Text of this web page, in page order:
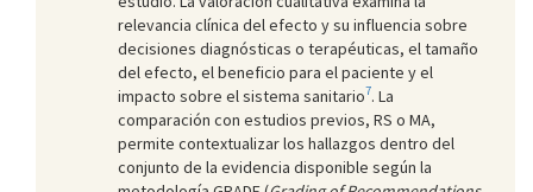
relevancia clínica del efecto y su influencia sobre
decisiones diagnósticas o terapéuticas, el tamaño
del efecto, el beneficio para el paciente y el
impacto sobre el sistema sanitario7. La
comparación con estudios previos, RS o MA,
permite contextualizar los hallazgos dentro del
conjunto de la evidencia disponible según la